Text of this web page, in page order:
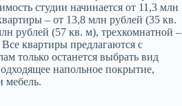
студии начинается от 11,3 млн
– от 13,8 млн рублей (35 кв.
рублей (57 кв. м), трехкомнатной –
квартиры предлагаются с
только останется выбрать вид
напольное покрытие,
мебель.